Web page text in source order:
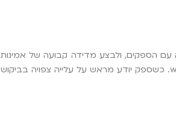
עם הספקים, ולבצע מדידה קבועה של אמינות
הספק (זמני אספקה, איכות מוצרים, מחירים לאורך זמן). בעלי חנויות רבים מגלים ששקיפות מול הספקים מייצרת מערכת יחסים win-win. כשספק יודע מראש על עלייה צפויה בביקוש